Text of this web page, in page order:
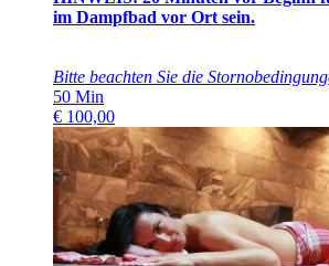
im Dampfbad vor Ort sein.
Bitte beachten Sie die
50 Min
€ 100,00